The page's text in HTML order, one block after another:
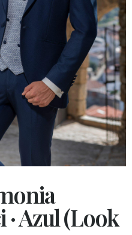
Azul (Look